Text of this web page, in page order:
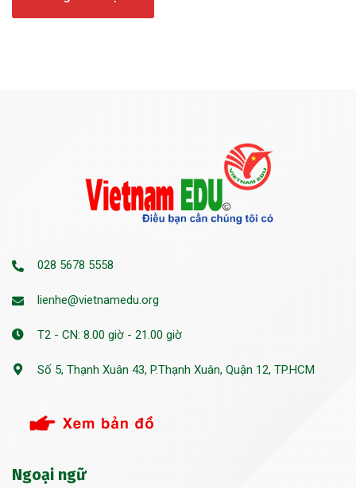
028 5678 5558
lienhe@vietnamedu.org
T2 - CN: 8.00 giờ - 21.00 giờ
Số 5, Thạnh Xuân 43, P.Thạnh Xuân, Quận 12, TP.HCM
Ngoại ngữ